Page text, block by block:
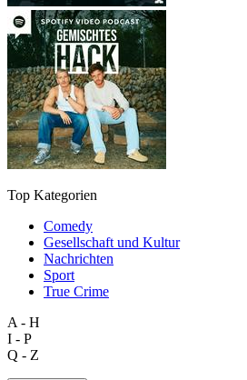
Top Kategorien
Comedy
Gesellschaft und Kultur
Nachrichten
Sport
True Crime
A - H
I - P
Q - Z